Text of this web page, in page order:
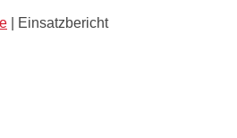
Einsatzbericht